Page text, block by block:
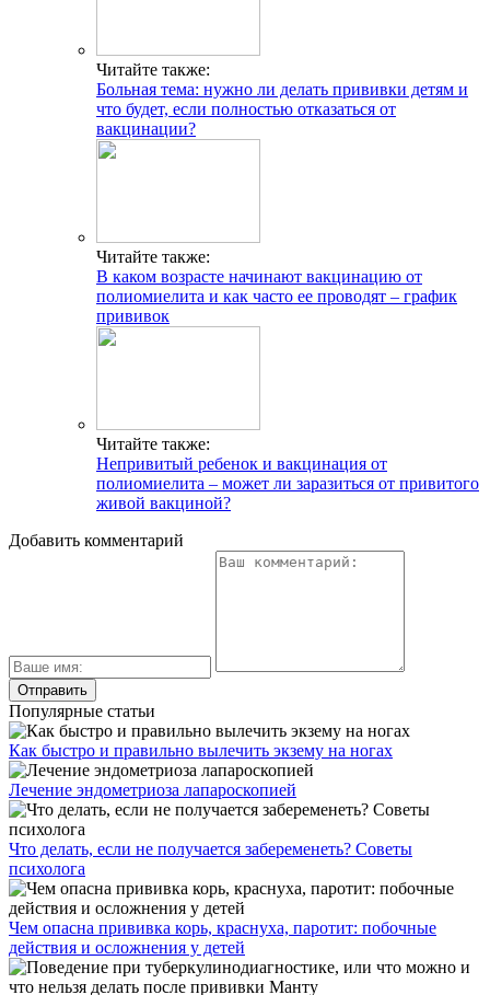
Читайте также:
Больная тема: нужно ли делать прививки детям и
что будет, если полностью отказаться от
вакцинации?
Читайте также:
В каком возрасте начинают вакцинацию от
полиомиелита и как часто ее проводят – график
прививок
Читайте также:
Непривитый ребенок и вакцинация от
полиомиелита – может ли заразиться от привитого
живой вакциной?
Добавить комментарий
Популярные статьи
Как быстро и правильно вылечить экзему на ногах
Лечение эндометриоза лапароскопией
Что делать, если не получается забеременеть? Советы
психолога
Чем опасна прививка корь, краснуха, паротит: побочные
действия и осложнения у детей